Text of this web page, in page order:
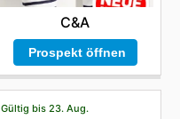
C&A
Prospekt öffnen
Gültig bis 23. Aug.